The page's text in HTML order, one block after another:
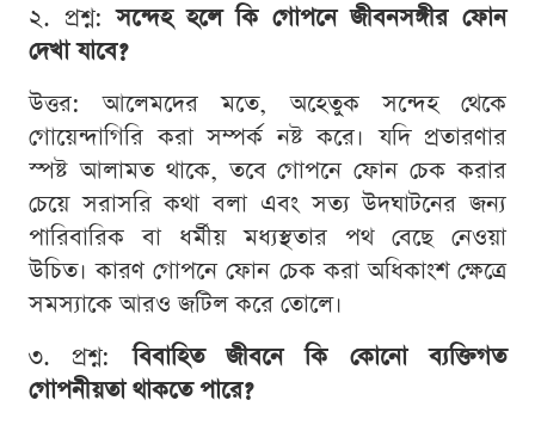
২. প্রশ্ন:সন্দেহ হলে কি গোপনে জীবনসঙ্গীর ফোন
দেখা যাবে?
উত্তর: আলেমদের মতে, অহেতুক সন্দেহ থেকে
গোয়েন্দাগিরি করা সম্পর্ক নষ্ট করে। যদি প্রতারণার
স্পষ্ট আলামত থাকে, তবে গোপনে ফোন চেক করার
চেয়ে সরাসরি কথা বলা এবং সত্য উদঘাটনের জন্য
পারিবারিক বা ধর্মীয় মধ্যস্থতার পথ বেছে নেওয়া
উচিত। কারণ গোপনে ফোন চেক করা অধিকাংশ ক্ষেত্রে
সমস্যাকে আরও জটিল করে তোলে।
৩. প্রশ্ন:বিবাহিত জীবনে কি কোনো ব্যক্তিগত
গোপনীয়তা থাকতে পারে?